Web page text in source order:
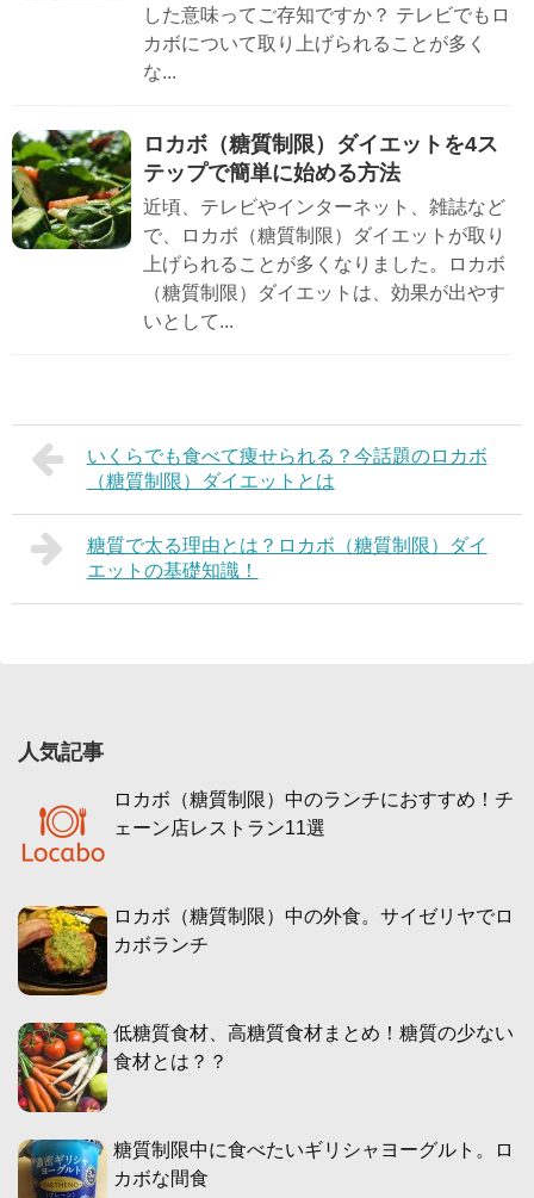
した意味ってご存知ですか？ テレビでもロ
カボについて取り上げられることが多く
な...
ロカボ（糖質制限）ダイエットを4ス
テップで簡単に始める方法
近頃、テレビやインターネット、雑誌など
で、ロカボ（糖質制限）ダイエットが取り
上げられることが多くなりました。ロカボ
（糖質制限）ダイエットは、効果が出やす
いとして...
いくらでも食べて痩せられる？今話題のロカボ
（糖質制限）ダイエットとは
糖質で太る理由とは？ロカボ（糖質制限）ダイ
エットの基礎知識！
人気記事
ロカボ（糖質制限）中のランチにおすすめ！チ
ェーン店レストラン11選
ロカボ（糖質制限）中の外食。サイゼリヤでロ
カボランチ
低糖質食材、高糖質食材まとめ！糖質の少ない
食材とは？？
糖質制限中に食べたいギリシャヨーグルト。ロ
カボな間食